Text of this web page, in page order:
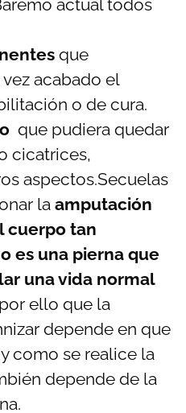
actual todos
que
acabado el
o de cura.
que pudiera quedar
cicatrices,
aspectos.Secuelas
la amputación
cuerpo tan
es una pierna que
una vida normal
ello que la
depende en que
como se realice la
depende de la